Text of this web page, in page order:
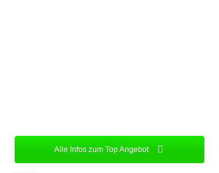
Alle Infos zum Top Angebot